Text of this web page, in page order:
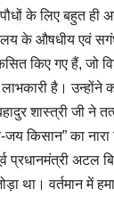
के लिए बहुत ही
के औषधीय एवं सगंध
किए गए हैं, जो
है। उन्होंने
शास्त्री जी ने
किसान” का नारा
प्रधानमंत्री अटल
था। वर्तमान में